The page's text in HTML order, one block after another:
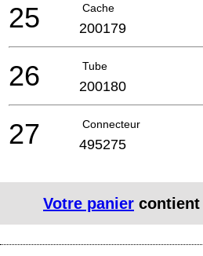
Cache
25 200179
Tube
26 200180
Connecteur
27 495275
Votre panier contient